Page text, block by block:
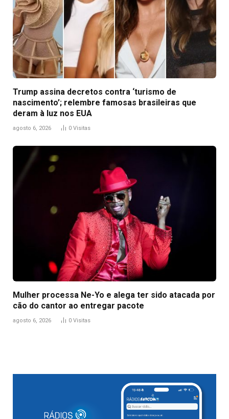
Trump assina decretos contra ‘turismo de
nascimento’; relembre famosas brasileiras que
deram à luz nos EUA
agosto 6, 2026 0 Visitas
Mulher processa Ne-Yo e alega ter sido atacada por
cão do cantor ao entregar pacote
agosto 6, 2026 0 Visitas